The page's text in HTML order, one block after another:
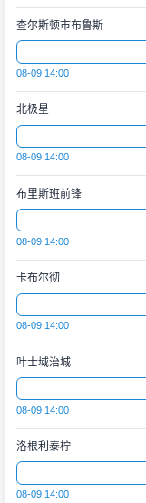
查尔斯顿市布鲁斯
08-09 14:00
北极星
08-09 14:00
布里斯班前锋
08-09 14:00
卡布尔彻
08-09 14:00
叶士域治城
08-09 14:00
洛根利泰柠
08-09 14:00